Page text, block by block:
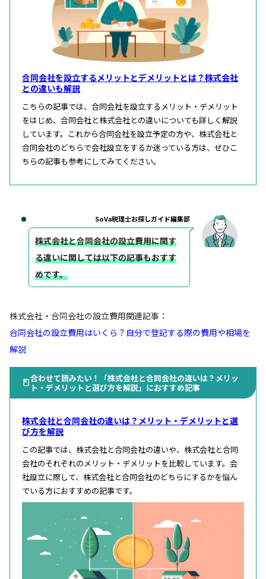
合同会社を設立するメリットとデメリットとは？株式会社
との違いも解説
こちらの記事では、合同会社を設立するメリット・デメリット
をはじめ、合同会社と株式会社との違いについても詳しく解説
しています。これから合同会社を設立予定の方や、株式会社と
合同会社のどちらで会社設立をするか迷っている方は、ぜひこ
ちらの記事も参考にしてみてください。
SoVa税理士お探しガイド編集部
株式会社と合同会社の設立費用に関す
る違いに関しては以下の記事もおすす
めです。
株式会社・合同会社の設立費用関連記事：
合同会社の設立費用はいくら？自分で登記する際の費用や相場を
解説
合わせて読みたい！「株式会社と合同会社の違いは？メリッ
ト・デメリットと選び方を解説」におすすめ記事
株式会社と合同会社の違いは？メリット・デメリットと選
び方を解説
この記事では、株式会社と合同会社の違いや、株式会社と合同
会社のそれぞれのメリット・デメリットを比較しています。会
社設立に際して、株式会社と合同会社のどちらにするかを悩ん
でいる方におすすめの記事です。